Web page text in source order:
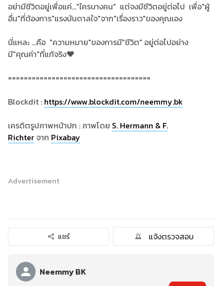
อย่ามีชีวิตอยู่เพื่อแค่..."ใครบางคน" แต่จงมีชีวิตอยู่ต่อไป เพื่อ"ผู้
อื่น"ที่ต้องการ"แรงบันดาลใจ"จาก"เรื่องราว"ของคุณเอง
นี่แหละ ...คือ "ความหมาย"ของการมี"ชีวิต" อยู่ต่อไปอย่าง
มี"คุณค่า"ที่แท้จริง❤
====================================
Blockdit : https://www.blockdit.com/neemmy.bk
เครดิตรูปภาพหน้าปก : ภาพโดย S. Hermann & F.
Richterจาก Pixabay
Advertisement
แชร์ แจ้งตรวจสอบ
Neemmy BK